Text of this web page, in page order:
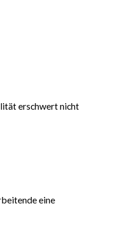
erschwert nicht
eine